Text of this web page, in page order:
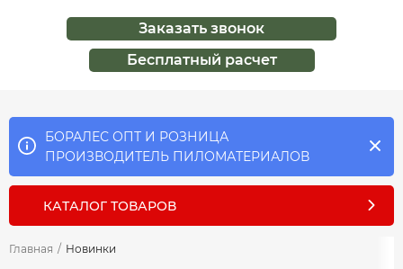
Заказать звонок
Бесплатный расчет
БОРАЛЕС ОПТ И РОЗНИЦА
ПРОИЗВОДИТЕЛЬ ПИЛОМАТЕРИАЛОВ
КАТАЛОГ ТОВАРОВ
Главная / Новинки